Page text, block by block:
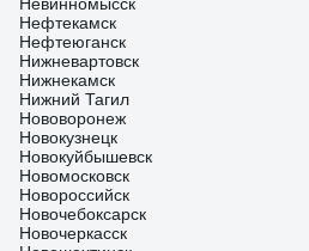
Нефтекамск
Нефтеюганск
Нижневартовск
Нижнекамск
Нижний Тагил
Нововоронеж
Новокузнецк
Новокуйбышевск
Новомосковск
Новороссийск
Новочебоксарск
Новочеркасск